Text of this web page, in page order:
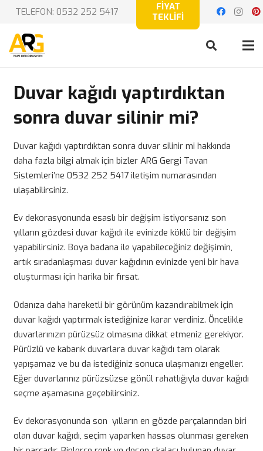
TELEFON: 0532 252 5417
FİYAT
TEKLİFİ
Duvar kağıdı yaptırdıktan
sonra duvar silinir mi?
Duvar kağıdı yaptırdıktan sonra duvar silinir mi hakkında
daha fazla bilgi almak için bizler ARG Gergi Tavan
Sistemleri’ne 0532 252 5417 iletişim numarasından
ulaşabilirsiniz.
Ev dekorasyonunda esaslı bir değişim istiyorsanız son
yılların gözdesi duvar kağıdı ile evinizde köklü bir değişim
yapabilirsiniz. Boya badana ile yapabileceğiniz değişimin,
artık sıradanlaşması duvar kağıdının evinizde yeni bir hava
oluşturması için harika bir fırsat.
Odanıza daha hareketli bir görünüm kazandırabilmek için
duvar kağıdı yaptırmak istediğinize karar verdiniz. Öncelikle
duvarlarınızın pürüzsüz olmasına dikkat etmeniz gerekiyor.
Pürüzlü ve kabarık duvarlara duvar kağıdı tam olarak
yapışamaz ve bu da istediğiniz sonuca ulaşmanızı engeller.
Eğer duvarlarınız pürüzsüzse gönül rahatlığıyla duvar kağıdı
seçme aşamasına geçebilirsiniz.
Ev dekorasyonunda son yılların en gözde parçalarından biri
olan duvar kağıdı, seçim yaparken hassas olunması gereken